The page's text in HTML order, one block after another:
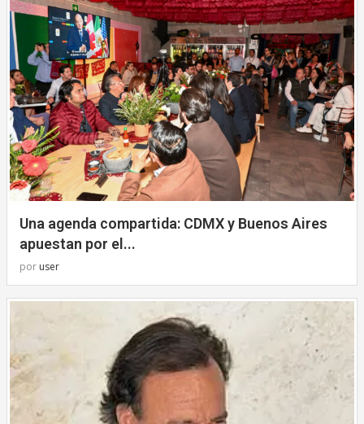
Una agenda compartida: CDMX y Buenos Aires
apuestan por el...
por user